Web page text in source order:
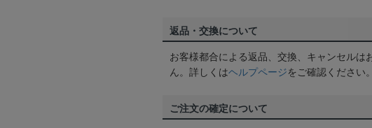
返品・交換について
お客様都合による返品、交換、キャンセルは
ん。詳しくはヘルプページをご確認ください。
ご注文の確定について